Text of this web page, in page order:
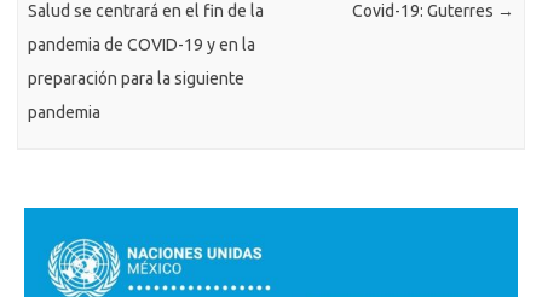
Salud se centrará en el fin de la
pandemia de COVID-19 y en la
preparación para la siguiente
pandemia
Covid-19: Guterres →